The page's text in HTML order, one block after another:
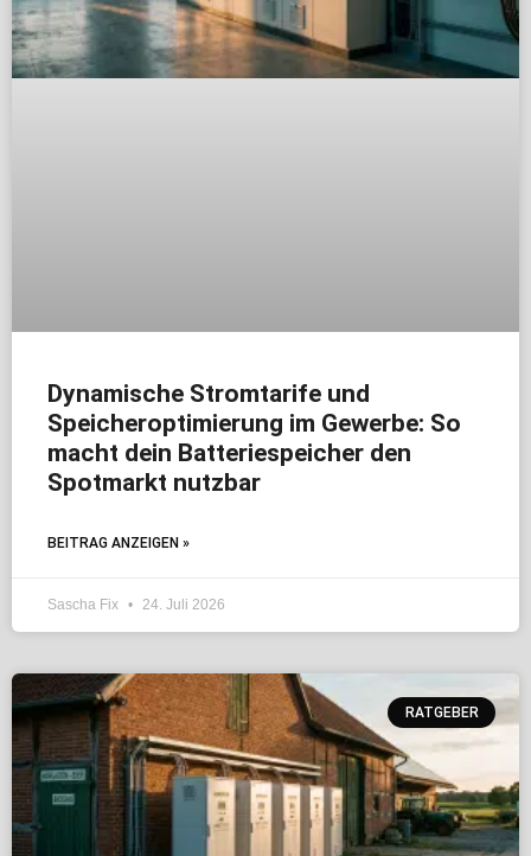
Dynamische Stromtarife und
Speicheroptimierung im Gewerbe: So
macht dein Batteriespeicher den
Spotmarkt nutzbar
BEITRAG ANZEIGEN »
Sascha Fix 24. Juli 2026
RATGEBER